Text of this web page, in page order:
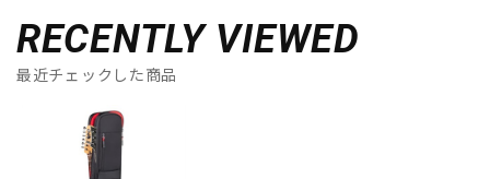
RECENTLY VIEWED
最近チェックした商品